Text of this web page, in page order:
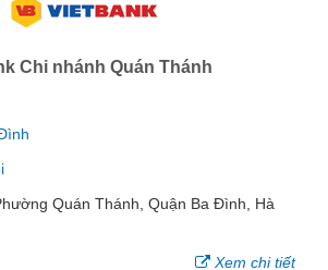
Chi nhánh Quán Thánh
Quán Thánh, Quận Ba Đình, Hà
Xem chi tiết